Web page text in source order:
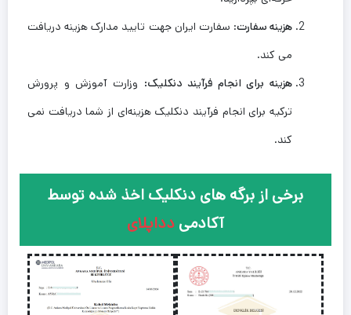
هزینه سفارت: سفارت ایران جهت تایید مدارک هزینه دریافت
می کند.
هزینه برای انجام فرآیند دنکلیک: وزارت آموزش و پرورش
ترکیه برای انجام فرآیند دنکلیک هزینه‌ای از شما دریافت نمی
‌کند.
برخی از برگه های دنکلیک اخذ شده توسط
آکادمی دداپلای